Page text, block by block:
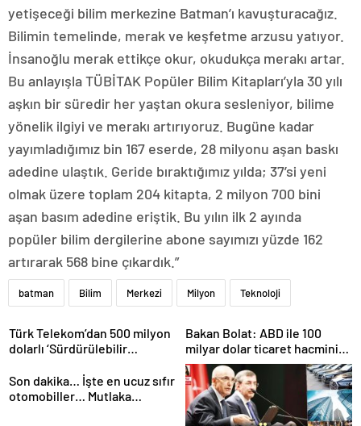
yetişeceği bilim merkezine Batman’ı kavuşturacağız.
Bilimin temelinde, merak ve keşfetme arzusu yatıyor.
İnsanoğlu merak ettikçe okur, okudukça merakı artar.
Bu anlayışla TÜBİTAK Popüler Bilim Kitapları’yla 30 yılı
aşkın bir süredir her yaştan okura sesleniyor, bilime
yönelik ilgiyi ve merakı artırıyoruz. Bugüne kadar
yayımladığımız bin 167 eserde, 28 milyonu aşan baskı
adedine ulaştık. Geride bıraktığımız yılda; 37’si yeni
olmak üzere toplam 204 kitapta, 2 milyon 700 bini
aşan basım adedine eriştik. Bu yılın ilk 2 ayında
popüler bilim dergilerine abone sayımızı yüzde 162
artırarak 568 bine çıkardık.”
batman Bilim Merkezi Milyon Teknoloji
Türk Telekom’dan 500 milyon
dolarlı ‘Sürdürülebilir
Bakan Bolat: ABD ile 100
milyar dolar ticaret hacmini
gerçekleştirebiliriz
Son dakika… İşte en ucuz sıfır
otomobiller… Mutlaka